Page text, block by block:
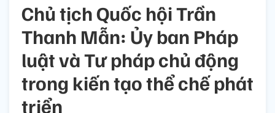
Chủ tịch Quốc hội Trần
Thanh Mẫn: Ủy ban Pháp
luật và Tư pháp chủ động
trong kiến tạo thể chế phát
triển